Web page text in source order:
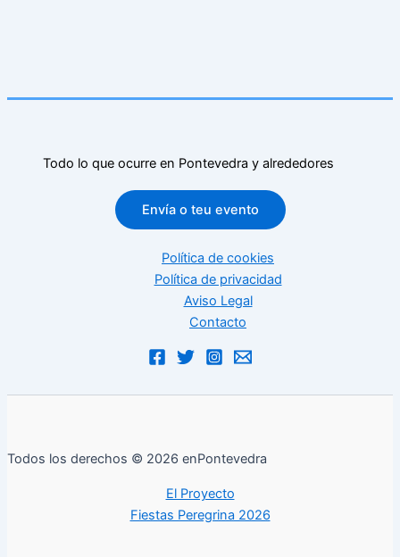
Todo lo que ocurre en Pontevedra y alrededores
Envía o teu evento
Política de cookies
Política de privacidad
Aviso Legal
Contacto
Todos los derechos © 2026 enPontevedra
El Proyecto
Fiestas Peregrina 2026